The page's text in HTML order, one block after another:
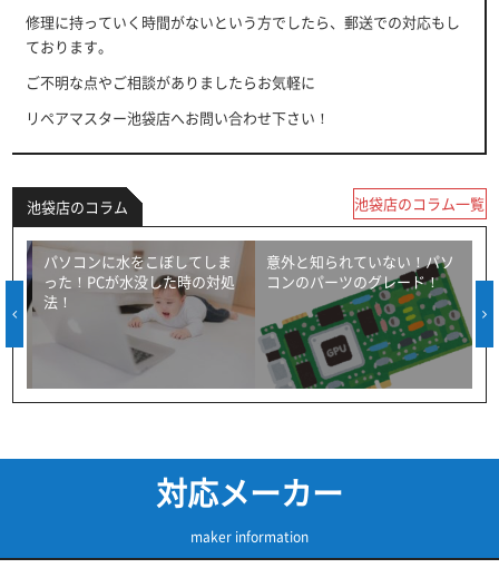
修理に持っていく時間がないという方でしたら、郵送での対応もし
ております。
ご不明な点やご相談がありましたらお気軽に
リペアマスター池袋店へお問い合わせ下さい！
池袋店のコラム 池袋店のコラム一覧
パソコンに水をこぼしてしま
った！PCが水没した時の対処
法！
意外と知られていない！パソ
コンのパーツのグレード！
対応メーカー
maker information